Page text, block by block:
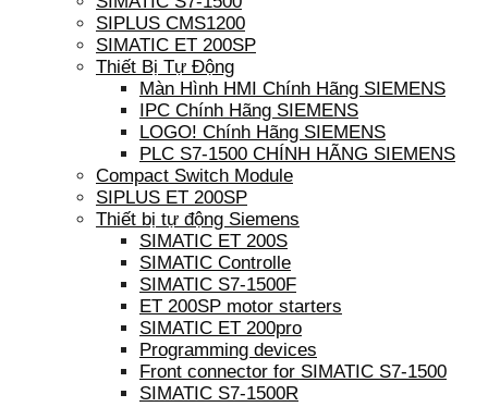
SIPLUS CMS1200
SIMATIC ET 200SP
Thiết Bị Tự Động
Màn Hình HMI Chính Hãng SIEMENS
IPC Chính Hãng SIEMENS
LOGO! Chính Hãng SIEMENS
PLC S7-1500 CHÍNH HÃNG SIEMENS
Compact Switch Module
SIPLUS ET 200SP
Thiết bị tự động Siemens
SIMATIC ET 200S
SIMATIC Controlle
SIMATIC S7-1500F
ET 200SP motor starters
SIMATIC ET 200pro
Programming devices
Front connector for SIMATIC S7-1500
SIMATIC S7-1500R